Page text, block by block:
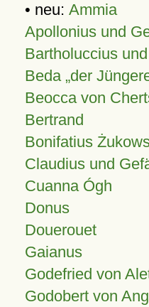
• neu: Ammia
Apollonius und
Bartholuccius
Beda „der
Beocca von
Bertrand
Bonifatius
Claudius und
Cuanna Ógh
Donus
Douerouet
Gaianus
Godefried von
Godobert von